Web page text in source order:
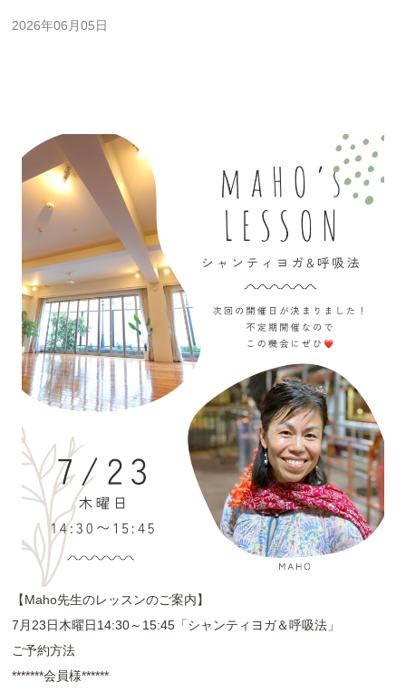
2026年06月05日
【Maho先生のレッスンのご案内】
7月23日木曜日14:30～15:45「シャンティヨガ＆呼吸法」
ご予約方法
*******会員様******